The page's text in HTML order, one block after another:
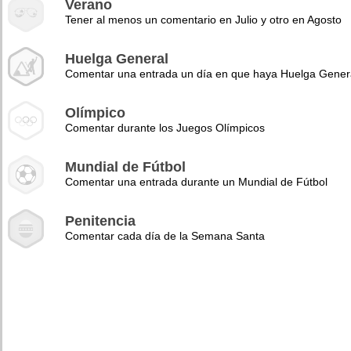
Verano
Tener al menos un comentario en Julio y otro en Agosto
Huelga General
Comentar una entrada un día en que haya Huelga
Olímpico
Comentar durante los Juegos Olímpicos
Mundial de Fútbol
Comentar una entrada durante un Mundial de Fútbol
Penitencia
Comentar cada día de la Semana Santa